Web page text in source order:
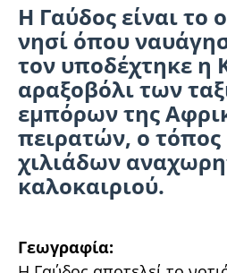
Η Γαύδος είναι το
νησί όπου
τον υποδέχτηκε η
αραξοβόλι των
εμπόρων της
πειρατών, ο τόπος
χιλιάδων
καλοκαιριού.
Γεωγραφία: